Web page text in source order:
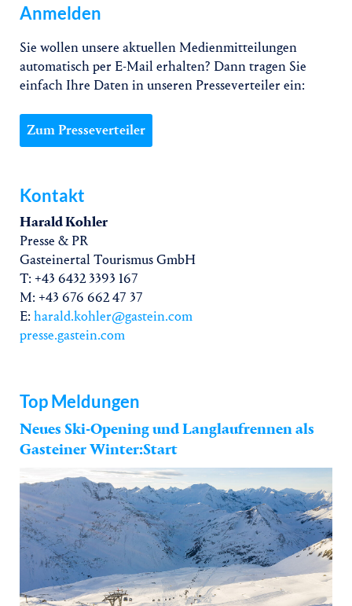
Anmelden
Sie wollen unsere aktuellen Medienmitteilungen
automatisch per E-Mail erhalten? Dann tragen Sie
einfach Ihre Daten in unseren Presseverteiler ein:
Zum Presseverteiler
Kontakt
Harald Kohler
Presse & PR
Gasteinertal Tourismus GmbH
T: +43 6432 3393 167
M: +43 676 662 47 37
E: harald.kohler@gastein.com
presse.gastein.com
Top Meldungen
Neues Ski-Opening und Langlaufrennen als
Gasteiner Winter:Start